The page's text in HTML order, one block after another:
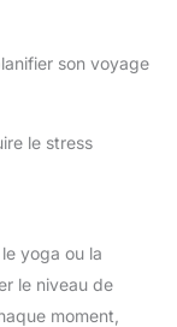
son voyage
le stress
yoga ou la
le niveau de
moment,